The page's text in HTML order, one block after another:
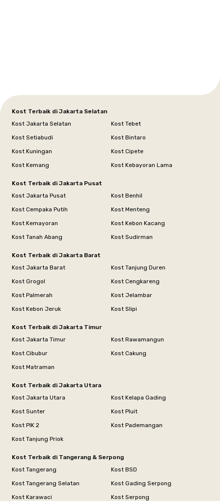
Kost Terbaik di Jakarta Selatan
Kost Jakarta Selatan
Kost Tebet
Kost Setiabudi
Kost Bintaro
Kost Kuningan
Kost Cipete
Kost Kemang
Kost Kebayoran Lama
Kost Terbaik di Jakarta Pusat
Kost Jakarta Pusat
Kost Benhil
Kost Cempaka Putih
Kost Menteng
Kost Kemayoran
Kost Kebon Kacang
Kost Tanah Abang
Kost Sudirman
Kost Terbaik di Jakarta Barat
Kost Jakarta Barat
Kost Tanjung Duren
Kost Grogol
Kost Cengkareng
Kost Palmerah
Kost Jelambar
Kost Kebon Jeruk
Kost Slipi
Kost Terbaik di Jakarta Timur
Kost Jakarta Timur
Kost Rawamangun
Kost Cibubur
Kost Cakung
Kost Matraman
Kost Terbaik di Jakarta Utara
Kost Jakarta Utara
Kost Kelapa Gading
Kost Sunter
Kost Pluit
Kost PIK 2
Kost Pademangan
Kost Tanjung Priok
Kost Terbaik di Tangerang & Serpong
Kost Tangerang
Kost BSD
Kost Tangerang Selatan
Kost Gading Serpong
Kost Karawaci
Kost Serpong